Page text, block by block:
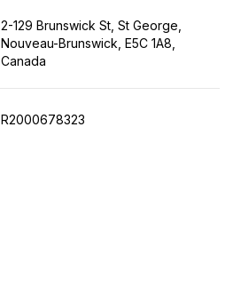
2-129 Brunswick St, St George,
Nouveau-Brunswick, E5C 1A8,
Canada
R2000678323